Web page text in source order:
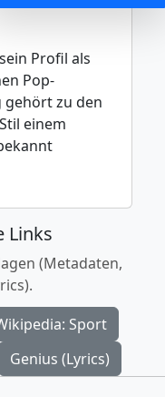
Profil als
Pop-
gehört zu den
einem
Links
(Metadaten,
Sport
Genius (Lyrics)